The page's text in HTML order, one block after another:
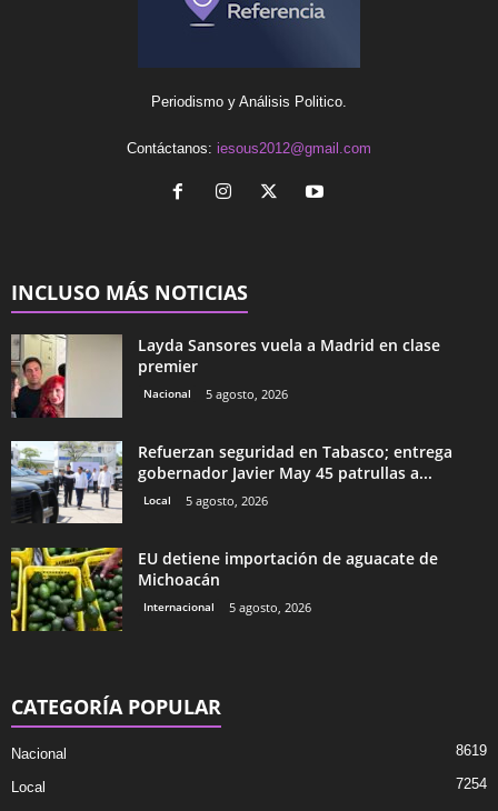
Periodismo y Análisis Politico.
Contáctanos: iesous2012@gmail.com
INCLUSO MÁS NOTICIAS
Layda Sansores vuela a Madrid en clase
premier
Nacional 5 agosto, 2026
Refuerzan seguridad en Tabasco; entrega
gobernador Javier May 45 patrullas a...
Local 5 agosto, 2026
EU detiene importación de aguacate de
Michoacán
Internacional 5 agosto, 2026
CATEGORÍA POPULAR
Nacional 8619
Local
7254